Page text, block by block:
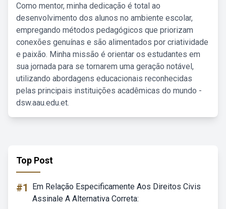
Como mentor, minha dedicação é total ao
desenvolvimento dos alunos no ambiente escolar,
empregando métodos pedagógicos que priorizam
conexões genuínas e são alimentados por criatividade
e paixão. Minha missão é orientar os estudantes em
sua jornada para se tornarem uma geração notável,
utilizando abordagens educacionais reconhecidas
pelas principais instituições acadêmicas do mundo -
dsw.aau.edu.et.
Top Post
#1
Em Relação Especificamente Aos Direitos Civis
Assinale A Alternativa Correta: